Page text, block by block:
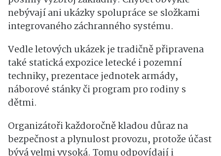
nebývají ani ukázky spolupráce se složkami
integrovaného záchranného systému.
Vedle letových ukázek je tradičně připravena
také statická expozice letecké i pozemní
techniky, prezentace jednotek armády,
náborové stánky či program pro rodiny s
dětmi.
Organizátoři každoročně kladou důraz na
bezpečnost a plynulost provozu, protože účast
bývá velmi vysoká. Tomu odpovídají i